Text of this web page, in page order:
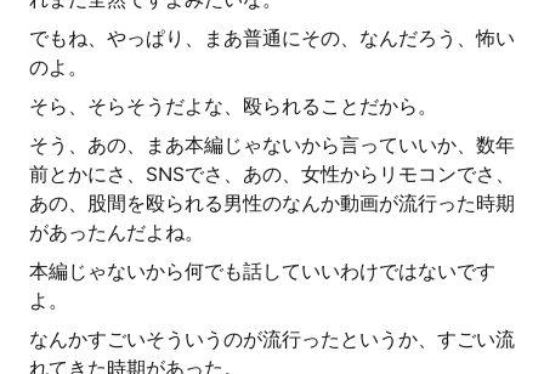
でもね、やっぱり、まあ普通にその、なんだろう、怖い
のよ。
そら、そらそうだよな、殴られることだから。
そう、あの、まあ本編じゃないから言っていいか、数年
前とかにさ、SNSでさ、あの、女性からリモコンでさ、
あの、股間を殴られる男性のなんか動画が流行った時期
があったんだよね。
本編じゃないから何でも話していいわけではないです
よ。
なんかすごいそういうのが流行ったというか、すごい流
れてきた時期があった。